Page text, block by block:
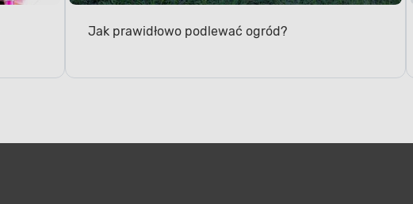
Jak prawidłowo podlewać ogród?